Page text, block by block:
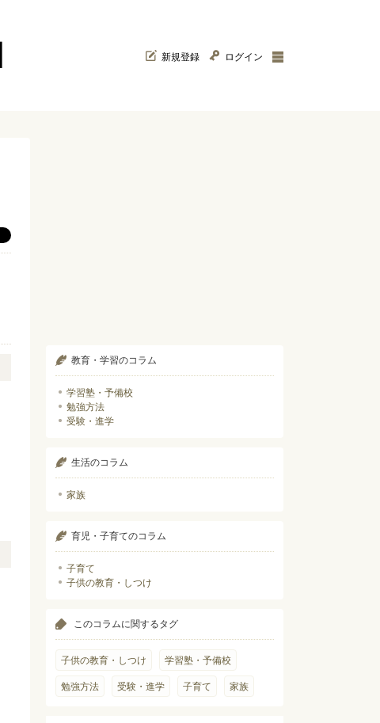
新規登録 ログイン
教育・学習のコラム
学習塾・予備校
勉強方法
受験・進学
生活のコラム
家族
育児・子育てのコラム
子育て
子供の教育・しつけ
このコラムに関するタグ
子供の教育・しつけ 学習塾・予備校
勉強方法 受験・進学 子育て 家族